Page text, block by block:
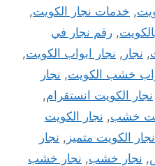
, خدمات نجار الكويت,
, رقم نجار في
, نجار , نجار ابواب الكويت,
خشب الكويت, نجار
نجار الكويت انستقرام,
خشب, نجار الكويت
نجار الكويت متميز , نجار
, نجار خشب, نجار خشب